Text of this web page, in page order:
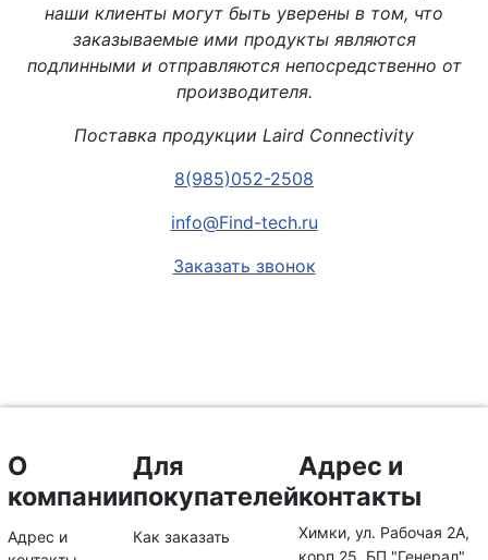
наши клиенты могут быть уверены в том, что
заказываемые ими продукты являются
подлинными и отправляются непосредственно от
производителя.
Поставка продукции Laird Connectivity
8(985)052-2508
info@Find-tech.ru
Заказать звонок
О
компании
Адрес и
Для
покупателей
Как заказать
Адрес и
контакты
Химки, ул. Рабочая 2А,